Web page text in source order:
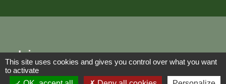
Liens
Région Occitanie
This site uses cookies and gives you control over what you want
to activate